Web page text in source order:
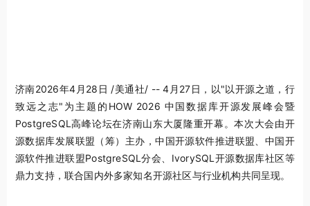
济南2026年4月28日 /美通社/ -- 4月27日，以"以开源之道，行
致远之志"为主题的HOW 2026 中国数据库开源发展峰会暨
PostgreSQL高峰论坛在济南山东大厦隆重开幕。本次大会由开
源数据库发展联盟（筹）主办，中国开源软件推进联盟、中国开
源软件推进联盟PostgreSQL分会、IvorySQL开源数据库社区等
鼎力支持，联合国内外多家知名开源社区与行业机构共同呈现。